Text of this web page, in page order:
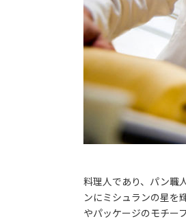
料理人であり、パン職
ンにミシュランの星を
やパッケージのモチー